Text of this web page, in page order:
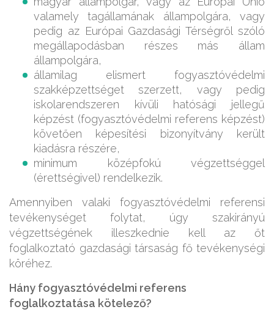
valamely tagállamának állampolgára, vagy
pedig az Európai Gazdasági Térségről szóló
megállapodásban részes más állam
állampolgára,
államilag elismert fogyasztóvédelmi
szakképzettséget szerzett, vagy pedig
iskolarendszeren kívüli hatósági jellegű
képzést (fogyasztóvédelmi referens képzést)
követően képesítési bizonyítvány került
kiadásra részére,
minimum középfokú végzettséggel
(érettségivel) rendelkezik.
Amennyiben valaki fogyasztóvédelmi referensi
tevékenységet folytat, úgy szakirányú
végzettségének illeszkednie kell az őt
foglalkoztató gazdasági társaság fő tevékenységi
köréhez.
Hány fogyasztóvédelmi referens
foglalkoztatása kötelező?